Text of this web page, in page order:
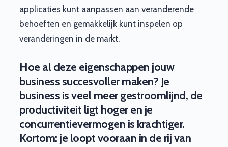
applicaties kunt aanpassen aan veranderende
behoeften en gemakkelijk kunt inspelen op
veranderingen in de markt.
Hoe al deze eigenschappen jouw
business succesvoller maken? Je
business is veel meer gestroomlijnd, de
productiviteit ligt hoger en je
concurrentievermogen is krachtiger.
Kortom: je loopt vooraan in de rij van